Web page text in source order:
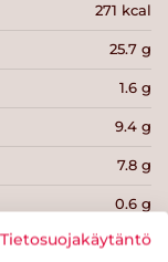
271 kcal
25.7 g
1.6 g
9.4 g
7.8 g
0.6 g
0.8 g
Tietosuojakäytäntö